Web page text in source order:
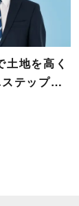
地を高く
ステップ…